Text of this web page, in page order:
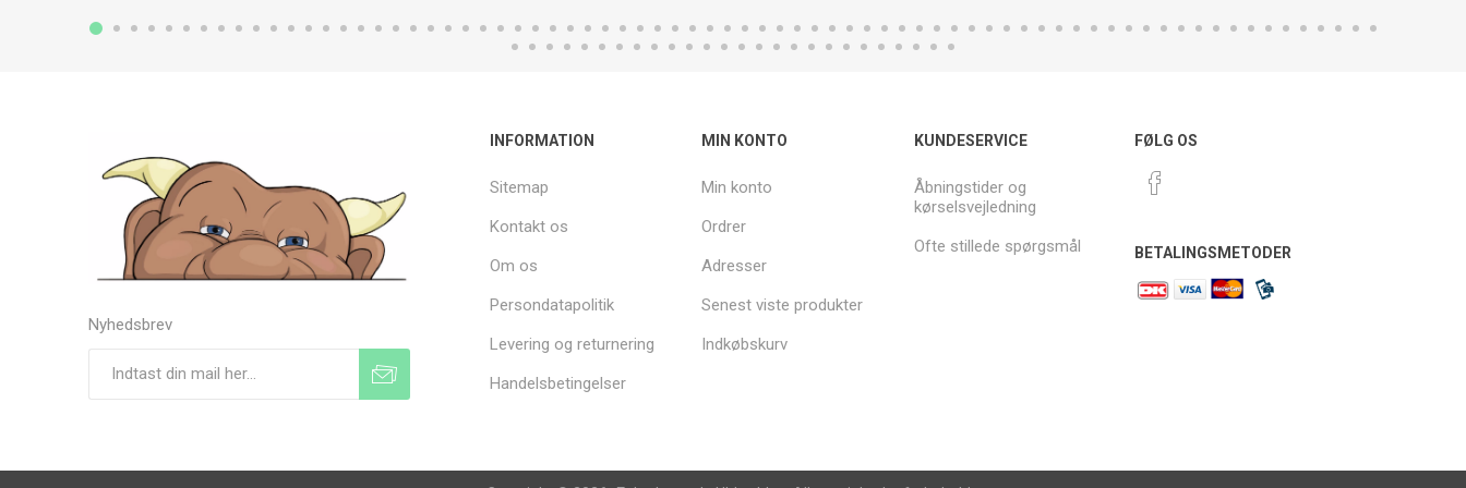
Nyhedsbrev
INFORMATION
Sitemap
Kontakt os
Om os
Persondatapolitik
Levering og returnering
Handelsbetingelser
MIN KONTO
Min konto
Ordrer
Adresser
Senest viste produkter
Indkøbskurv
KUNDESERVICE
Åbningstider og
kørselsvejledning
Ofte stillede spørgsmål
FØLG OS
BETALINGSMETODER